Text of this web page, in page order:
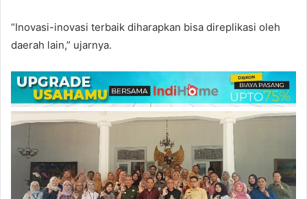
“Inovasi-inovasi terbaik diharapkan bisa direplikasi oleh
daerah lain,” ujarnya.